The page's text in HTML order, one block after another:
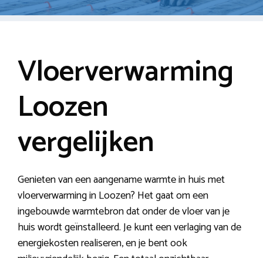
Vloerverwarming
Loozen
vergelijken
Genieten van een aangename warmte in huis met
vloerverwarming in Loozen? Het gaat om een
ingebouwde warmtebron dat onder de vloer van je
huis wordt geïnstalleerd. Je kunt een verlaging van de
energiekosten realiseren, en je bent ook